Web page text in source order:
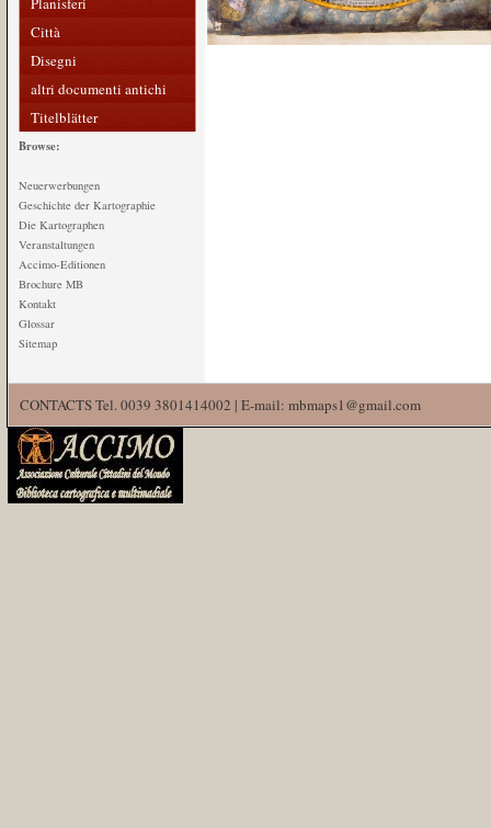
Città
Disegni
altri documenti antichi
Titelblätter
Browse:
Neuerwerbungen
Geschichte der Kartographie
Die Kartographen
Veranstaltungen
Accimo-Editionen
Brochure MB
Kontakt
Glossar
Sitemap
CONTACTS Tel. 0039 3801414002 | E-mail: mbmaps1@gmail.com